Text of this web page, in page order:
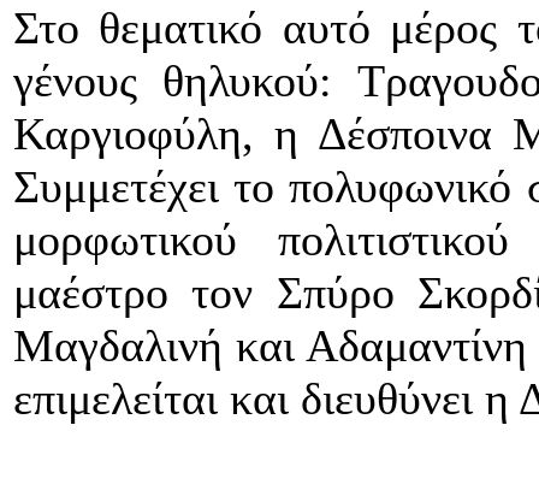
Στο θεματικό αυτό μέρος
γένους θηλυκού:
Καργιοφύλη, η Δέσποινα
Συμμετέχει το
μορφωτικού
μαέστρο τον Σπύρο
Μαγδαλινή και
επιμελείται και